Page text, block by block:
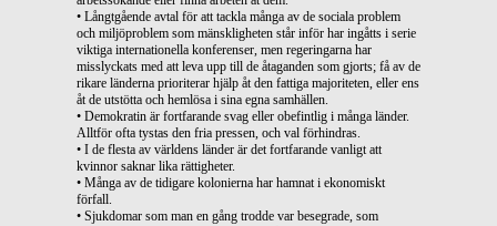
• Långtgående avtal för att tackla många av de sociala problem
och miljöproblem som mänskligheten står inför har ingåtts i serie
viktiga internationella konferenser, men regeringarna har
misslyckats med att leva upp till de åtaganden som gjorts; få av de
rikare länderna prioriterar hjälp åt den fattiga majoriteten, eller ens
åt de utstötta och hemlösa i sina egna samhällen.
• Demokratin är fortfarande svag eller obefintlig i många länder.
Alltför ofta tystas den fria pressen, och val förhindras.
• I de flesta av världens länder är det fortfarande vanligt att
kvinnor saknar lika rättigheter.
• Många av de tidigare kolonierna har hamnat i ekonomiskt
förfall.
• Sjukdomar som man en gång trodde var besegrade, som